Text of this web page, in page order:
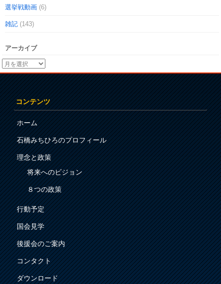
選挙戦動画 (6)
雑記 (143)
アーカイブ
コンテンツ
ホーム
石橋みちひろのプロフィール
理念と政策
将来へのビジョン
８つの政策
行動予定
国会見学
後援会のご案内
コンタクト
ダウンロード